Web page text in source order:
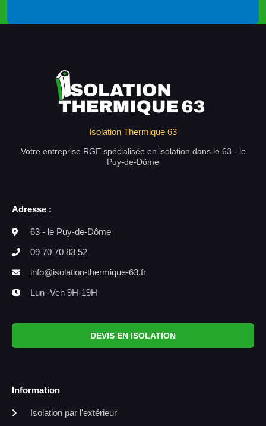
Isolation Thermique 63
Votre entreprise RGE spécialisée en isolation dans le 63 - le
Puy-de-Dôme
Adresse :
63 - le Puy-de-Dôme
09 70 70 83 52
info@isolation-thermique-63.fr
Lun -Ven 9H-19H
DEVIS EN ISOLATION
Information
Isolation par l'extérieur